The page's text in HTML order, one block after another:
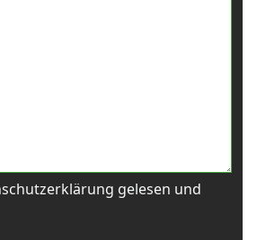
gelesen und